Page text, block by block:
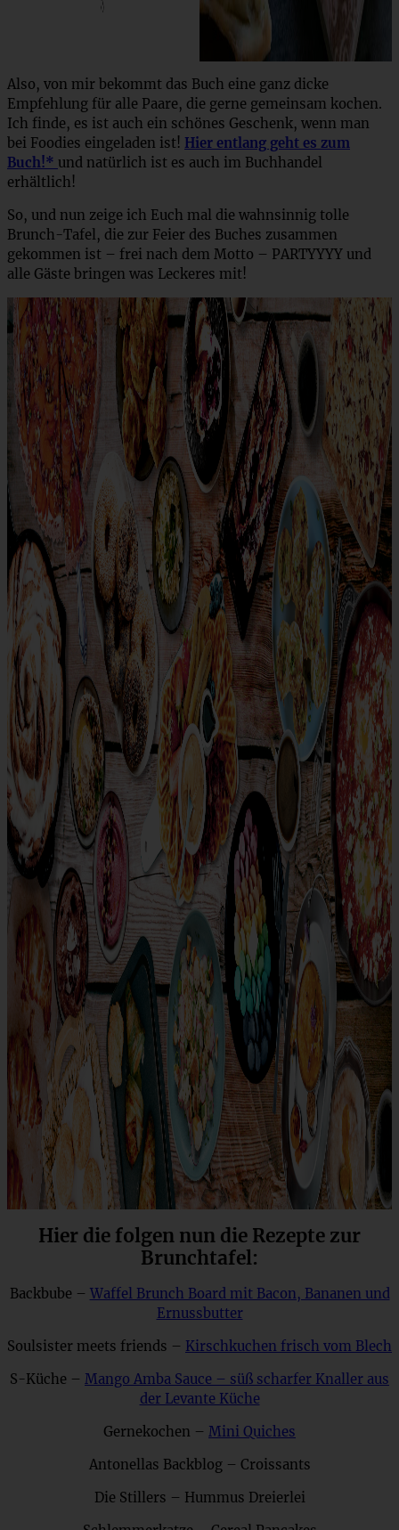
Also, von mir bekommt das Buch eine ganz dicke
Empfehlung für alle Paare, die gerne gemeinsam kochen.
Ich finde, es ist auch ein schönes Geschenk, wenn man
bei Foodies eingeladen ist! Hier entlang geht es zum
Buch!* und natürlich ist es auch im Buchhandel
erhältlich!
So, und nun zeige ich Euch mal die wahnsinnig tolle
Brunch-Tafel, die zur Feier des Buches zusammen
gekommen ist – frei nach dem Motto – PARTYYYY und
alle Gäste bringen was Leckeres mit!
Hier die folgen nun die Rezepte zur
Brunchtafel:
Backbube – Waffel Brunch Board mit Bacon, Bananen und
Ernussbutter
Soulsister meets friends – Kirschkuchen frisch vom Blech
S-Küche – Mango Amba Sauce – süß scharfer Knaller aus
der Levante Küche
Gernekochen – Mini Quiches
Antonellas Backblog – Croissants
Die Stillers – Hummus Dreierlei